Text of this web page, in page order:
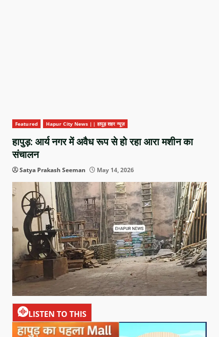
Featured Hapur City News || हापुड़ शहर न्यूज़
हापुड़: आर्य नगर में अवैध रूप से हो रहा आरा मशीन का
संचालन
Satya Prakash Seeman May 14, 2026
LISTEN TO THIS